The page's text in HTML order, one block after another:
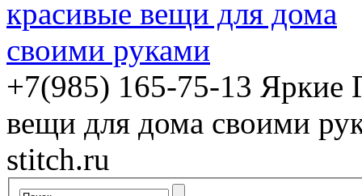
+7(985) 165-75-13 Яркие
вещи для дома своими
stitch.ru